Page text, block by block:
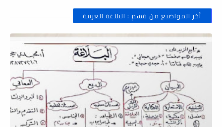
أخر المواضيع من قسم : البلاغة العربية